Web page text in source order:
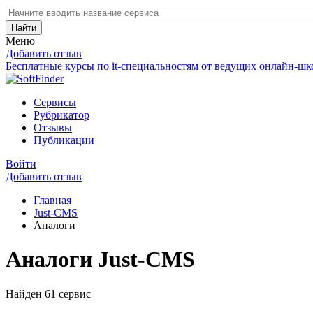
Найти
Меню
Добавить отзыв
Бесплатные курсы по it-специальностям от ведущих онлайн-
Сервисы
Рубрикатор
Отзывы
Публикации
Войти
Добавить отзыв
Главная
Just-CMS
Аналоги
Аналоги Just-CMS
Найден 61 сервис